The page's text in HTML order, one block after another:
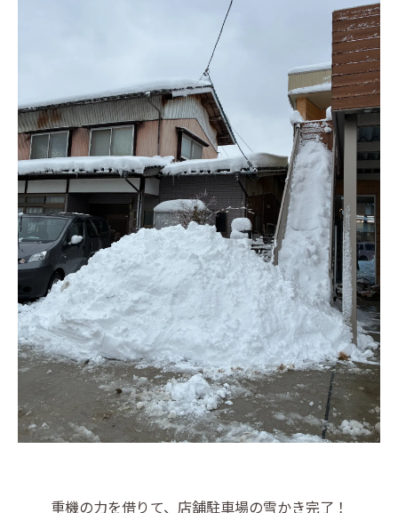
重機の力を借りて、店舗駐車場の雪かき完了！